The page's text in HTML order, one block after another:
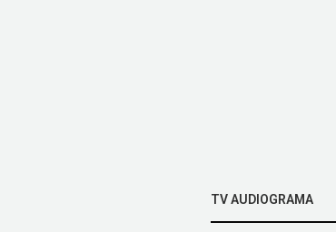
TV AUDIOGRAMA